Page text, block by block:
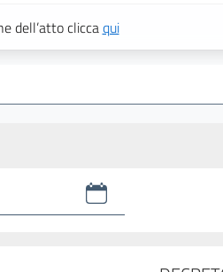
dell’atto cliccaqui